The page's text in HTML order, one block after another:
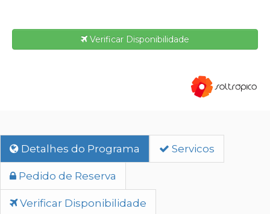
Verificar Disponibilidade
Detalhes do Programa Servicos
Pedido de Reserva
Verificar Disponibilidade